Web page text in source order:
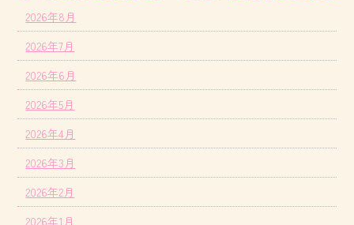
2026年8月
2026年7月
2026年6月
2026年5月
2026年4月
2026年3月
2026年2月
2026年1月